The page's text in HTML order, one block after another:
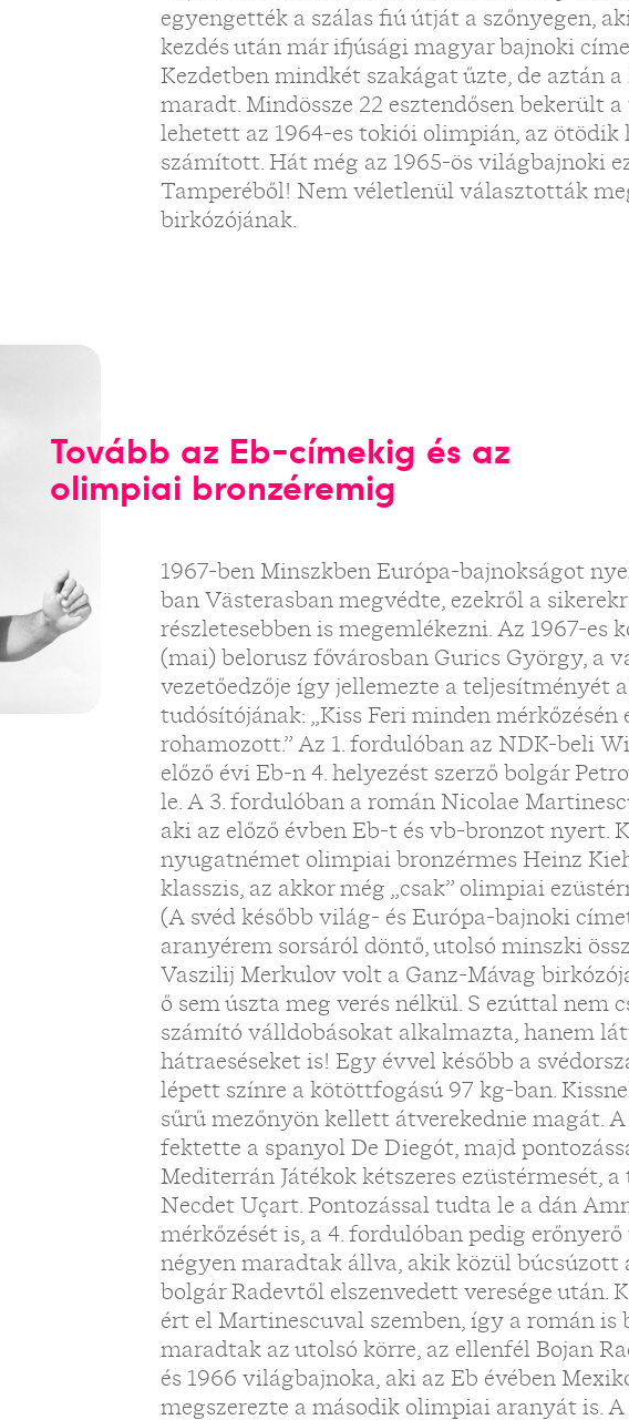
egyengették a szálas fiú útját a szőnyegen,
kezdés után már ifjúsági magyar bajnoki
Kezdetben mindkét szakágat űzte, de aztán
maradt. Mindössze 22 esztendősen bekerült
lehetett az 1964-es tokiói olimpián, az ötödik
számított. Hát még az 1965-ös világbajnoki
Tamperéből! Nem véletlenül választották
birkózójának.
Tovább az Eb-címekig és az
olimpiai bronzéremig
1967-ben Minszkben Európa-bajnokságot
ban Västerasban megvédte, ezekről a
részletesebben is megemlékezni. Az 1967-es
(mai) belorusz fővárosban Gurics György, a
vezetőedzője így jellemezte a teljesítményét
tudósítójának: „Kiss Feri minden
rohamozott.” Az 1. fordulóban az NDK-beli
előző évi Eb-n 4. helyezést szerző bolgár
le. A 3. fordulóban a román Nicolae
aki az előző évben Eb-t és vb-bronzot nyert.
nyugatnémet olimpiai bronzérmes Heinz
klasszis, az akkor még „csak” olimpiai
(A svéd később világ- és Európa-bajnoki
aranyérem sorsáról döntő, utolsó minszki
Vaszilij Merkulov volt a Ganz-Mávag
ő sem úszta meg verés nélkül. S ezúttal nem
számító válldobásokat alkalmazta, hanem
hátraeséseket is! Egy évvel később a
lépett színre a kötöttfogású 97 kg-ban.
sűrű mezőnyön kellett átverekednie magát.
fektette a spanyol De Diegót, majd
Mediterrán Játékok kétszeres ezüstérmesét,
Necdet Uçart. Pontozással tudta le a dán
mérkőzését is, a 4. fordulóban pedig
négyen maradtak állva, akik közül búcsúzott
bolgár Radevtől elszenvedett veresége után.
ért el Martinescuval szemben, így a román is
maradtak az utolsó körre, az ellenfél Bojan
és 1966 világbajnoka, aki az Eb évében
megszerezte a második olimpiai aranyát is.